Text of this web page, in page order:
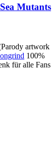
Mutants
artwork
100%
für alle Fans